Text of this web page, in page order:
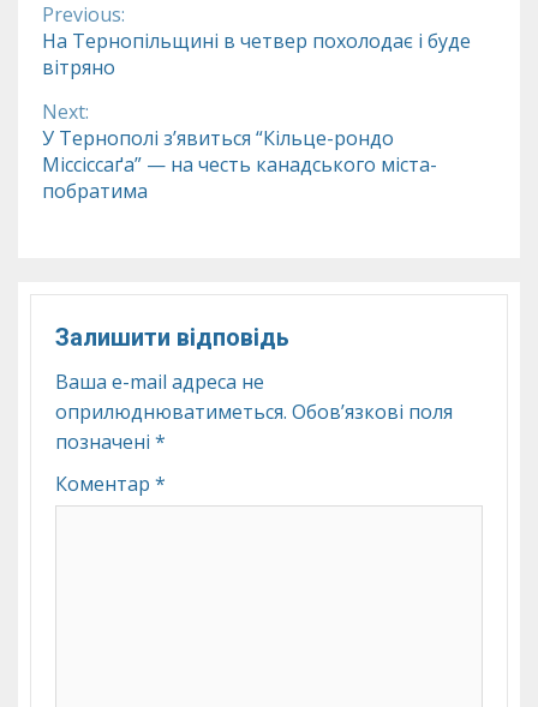
Continue
Reading
Previous:
На Тернопільщині в четвер похолодає і буде
вітряно
Next:
У Тернополі з’явиться “Кільце-рондо
Міссіссаґа” — на честь канадського міста-
побратима
Залишити відповідь
Ваша e-mail адреса не
оприлюднюватиметься. Обов’язкові поля
позначені *
Коментар *